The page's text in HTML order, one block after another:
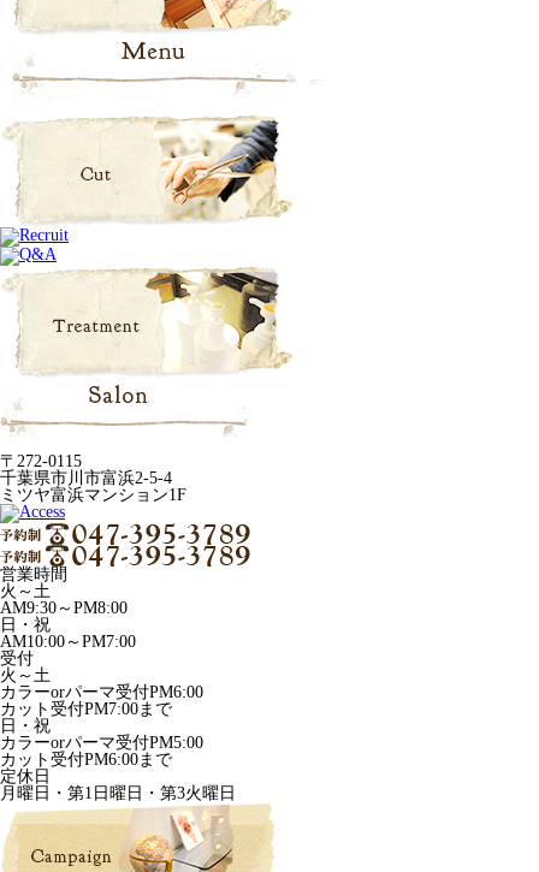
〒272-0115
千葉県市川市富浜2-5-4
ミツヤ富浜マンション1F
営業時間
火～土
AM9:30～PM8:00
日・祝
AM10:00～PM7:00
受付
火～土
カラーorパーマ受付PM6:00
カット受付PM7:00まで
日・祝
カラーorパーマ受付PM5:00
カット受付PM6:00まで
定休日
月曜日・第1日曜日・第3火曜日